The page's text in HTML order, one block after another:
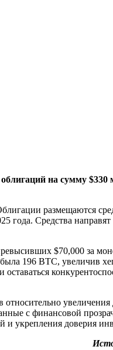
на сумму $330
размещаются
Средства направят
$70,000 за
196 BTC, увеличив
увеличения
с финансовой
и укрепления доверия